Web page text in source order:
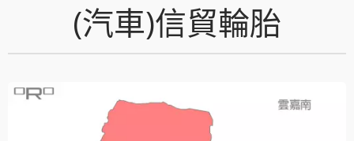
(汽車)信貿輪胎